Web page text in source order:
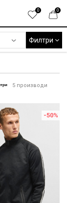
0
0
Филтри
5 производи
-50%